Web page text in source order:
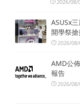
2026/08/
ASUSx
開學祭搶
2026/
AMD公
報告
2026/